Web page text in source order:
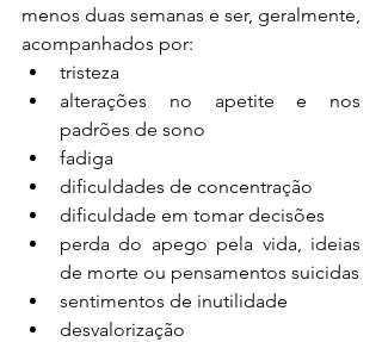
menos duas semanas e ser, geralmente,
acompanhados por:
tristeza
alterações no apetite e nos
padrões de sono
fadiga
dificuldades de concentração
dificuldade em tomar decisões
perda do apego pela vida, ideias
de morte ou pensamentos suicidas
sentimentos de inutilidade
desvalorização